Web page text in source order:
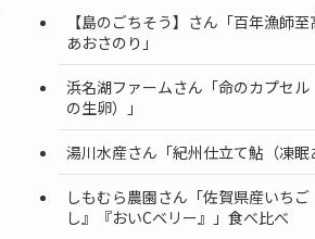
【島のごちそう】さん「百年漁師
あおさのり」
浜名湖ファームさん「命のカプセル
の生卵）」
湯川水産さん「紀州仕立て鮎（凍眠
しもむら農園さん「佐賀県産いちご
し』『おいCベリー』」食べ比べ